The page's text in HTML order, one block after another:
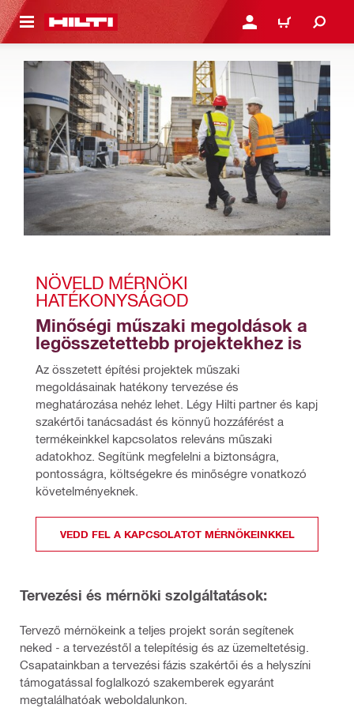
TARTALOMRA BEJELENTKEZÉS VAGY
KOSÁR
NÖVELD MÉRNÖKI
HATÉKONYSÁGOD
Minőségi műszaki megoldások a
legösszetettebb projektekhez is
Az összetett építési projektek műszaki
megoldásainak hatékony tervezése és
meghatározása nehéz lehet. Légy Hilti partner és kapj
szakértői tanácsadást és könnyű hozzáférést a
termékeinkkel kapcsolatos releváns műszaki
adatokhoz. Segítünk megfelelni a biztonságra,
pontosságra, költségekre és minőségre vonatkozó
követelményeknek.
VEDD FEL A KAPCSOLATOT MÉRNÖKEINKKEL
Tervezési és mérnöki szolgáltatások:
Tervező mérnökeink a teljes projekt során segítenek
neked - a tervezéstől a telepítésig és az üzemeltetésig.
Csapatainkban a tervezési fázis szakértői és a helyszíni
támogatással foglalkozó szakemberek egyaránt
megtalálhatóak weboldalunkon.